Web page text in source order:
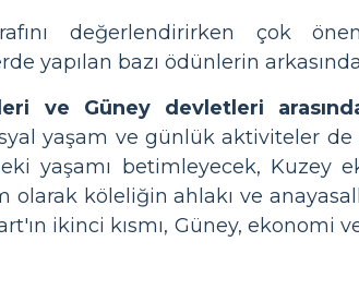
değerlendirirken çok
yapılan bazı ödünlerin
ve Güney devletleri
yaşam ve günlük aktiviteler
yaşamı betimleyecek, Kuzey
köleliğin ahlakı ve
ikinci kısmı, Güney, ekonomi